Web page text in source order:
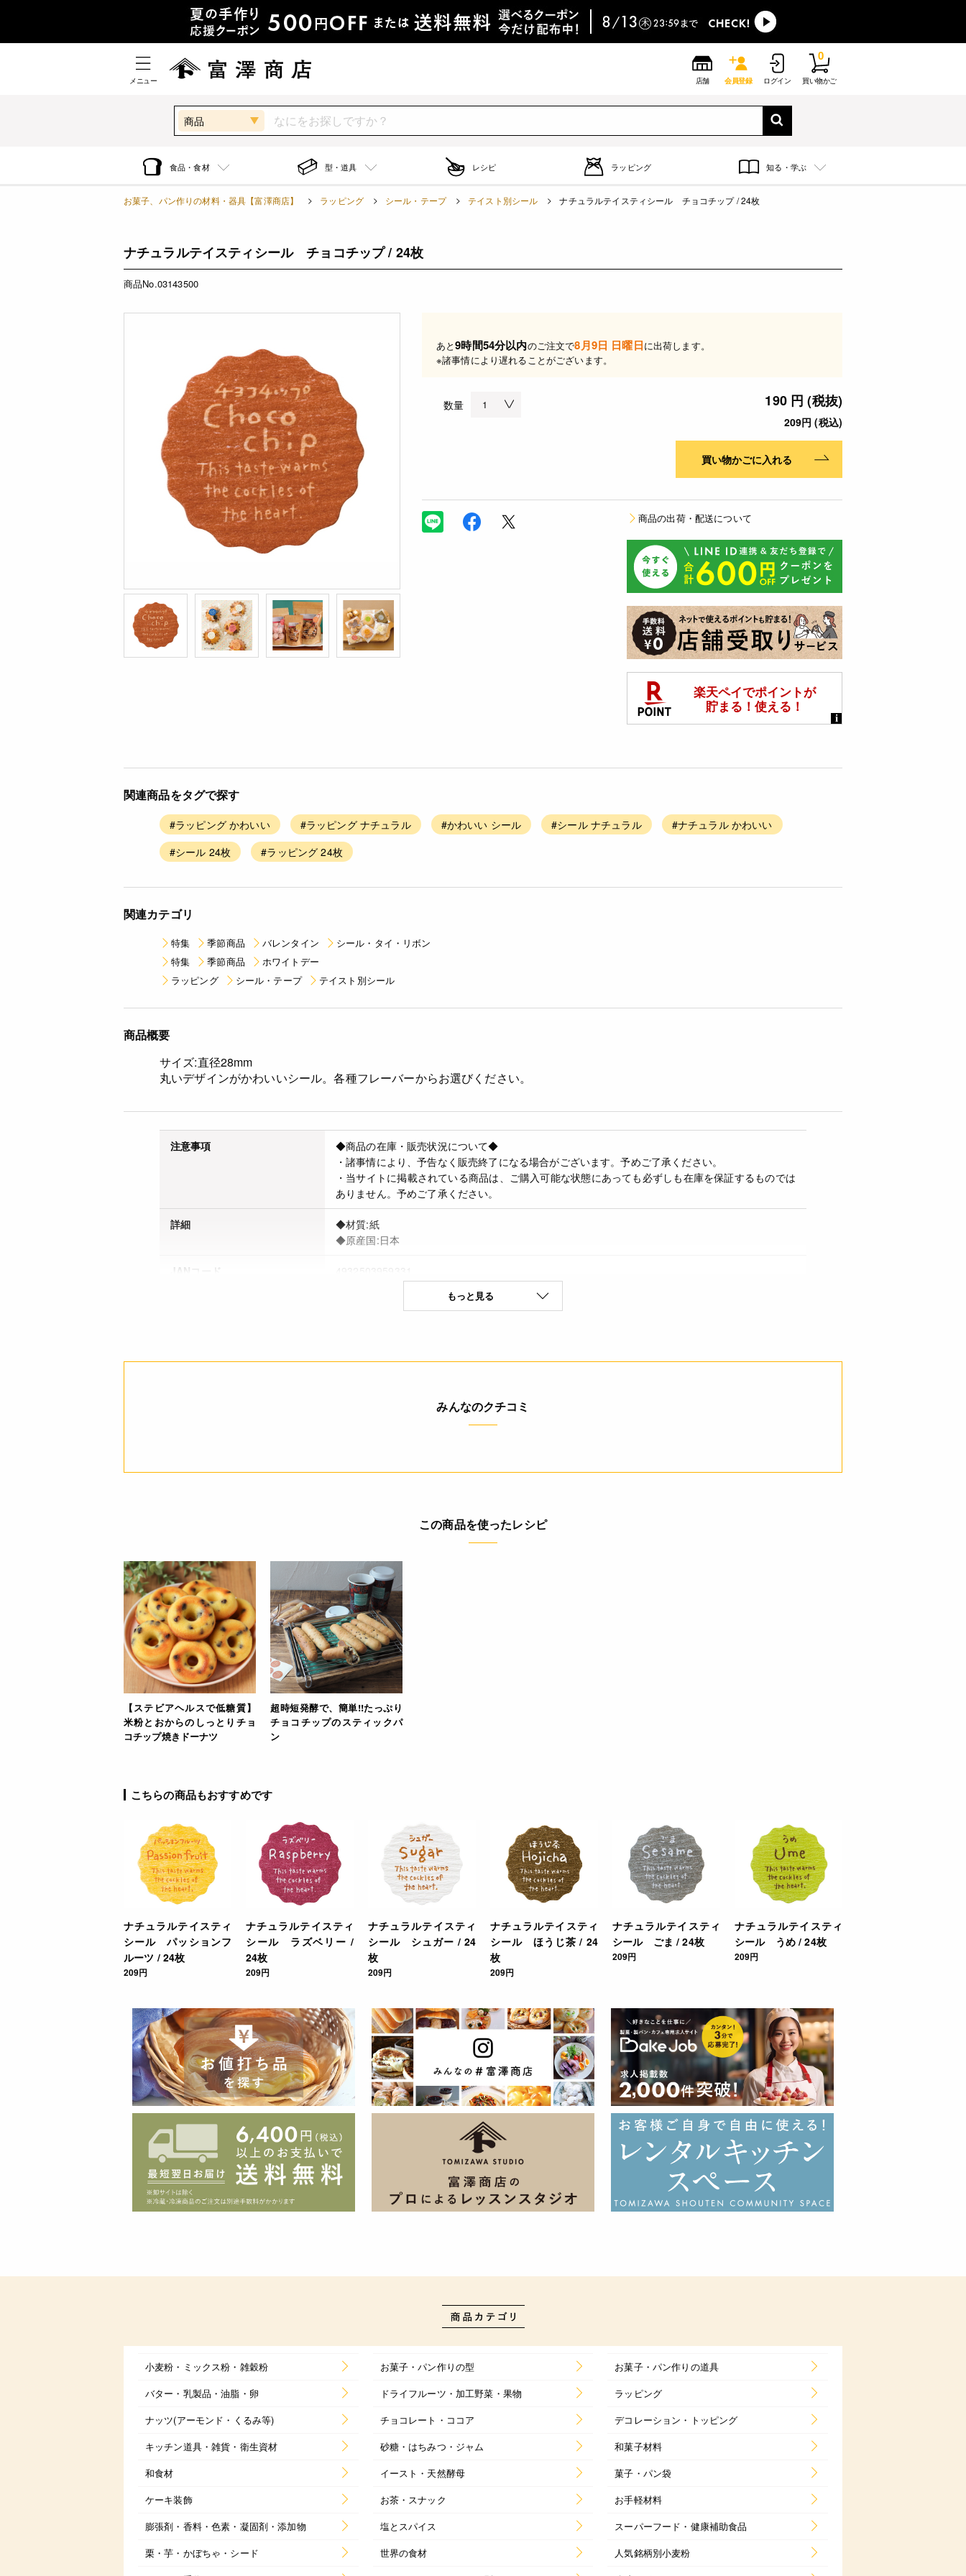
メニュー 店舗 会員登録 ログイン 買い物かご
0
商品
食品・食材 型・道具 レシピ ラッピング 知る・学ぶ
お菓子、パン作りの材料・器具【富澤商店】 ラッピング シール・テープ テイスト別シール ナチュラルテイスティシール チョコチップ / 24枚
ナチュラルテイスティシール チョコチップ / 24枚
商品No.03143500
あと9時間54分以内のご注文で8月9日 日曜日に出荷します。
※諸事情により遅れることがございます。
数量 190 円 (税抜)
209円 (税込)
買い物かごに入れる
商品の出荷・配送について
関連商品をタグで探す
#ラッピング かわいい #ラッピング ナチュラル #かわいい シール #シール ナチュラル
#ナチュラル かわいい
#シール 24枚
#ラッピング 24枚
関連カテゴリ
特集 季節商品 バレンタイン
シール・タイ・リボン
特集
季節商品
ホワイトデー
ラッピング
シール・テープ テイスト別シール
商品概要
サイズ:直径28mm
丸いデザインがかわいいシール。各種フレーバーからお選びください。
注意事項
◆商品の在庫・販売状況について◆
・諸事情により、予告なく販売終了になる場合がございます。予めご了承ください。
・当サイトに掲載されている商品は、ご購入可能な状態にあっても必ずしも在庫を保証するものでは
ありません。予めご了承ください。
詳細
◆材質:紙
◆原産国:日本
JANコード 4932503959331
もっと見る
みんなのクチコミ
この商品を使ったレシピ
【ステビアヘルスで低糖質】
米粉とおからのしっとりチョ
コチップ焼きドーナツ
超時短発酵で、簡単!!たっぷり
チョコチップのスティックパ
ン
こちらの商品もおすすめです
ナチュラルテイスティ
シール パッションフ
ルーツ / 24枚
209円
ナチュラルテイスティ
シール ラズベリー /
24枚
209円
ナチュラルテイスティ
シール シュガー / 24
枚
209円
ナチュラルテイスティ
シール ほうじ茶 / 24
枚
209円
ナチュラルテイスティ
シール ごま / 24枚
209円
ナチュラルテイスティ
シール うめ / 24枚
209円
小麦粉・ミックス粉・雑穀粉 お菓子・パン作りの型
お菓子・パン作りの道具
バター・乳製品・油脂・卵
ドライフルーツ・加工野菜・果物
ラッピング
ナッツ(アーモンド・くるみ等)
チョコレート・ココア
デコレーション・トッピング
キッチン道具・雑貨・衛生資材
砂糖・はちみつ・ジャム
和菓子材料
和食材
イースト・天然酵母
菓子・パン袋
ケーキ装飾
お茶・スナック
お手軽材料
膨張剤・香料・色素・凝固剤・添加物
塩とスパイス
スーパーフード・健康補助食品
栗・芋・かぼちゃ・シード
世界の食材
人気銘柄別小麦粉